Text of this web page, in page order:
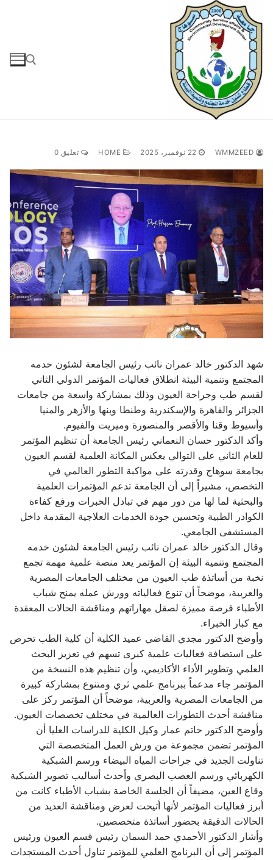
التجاوز
إلى
المحتوى
22 نوفمبر، 2025 تعليق 0
شهد الدكتور خالد عمران نائب رئيس الجامعة لشئون خدمه
المجتمع وتنمية البيئة انطلاق فعاليات المؤتمر الدولي الثاني
لقسم طب وجراحة العيون وذلك بمشاركة واسعة من جامعات
الجزائر والقاهرة والإسكندرية وطنطا وبنها والأزهر والمنيا
وأسيوط وقنا والأقصر والمنصورة وميريت والفيوم.
وأكد الدكتور حسان النعماني رئيس الجامعة أن تنظيم المؤتمر
للعام الثاني على التوالي يعكس المكانة العلمية لقسم العيون
بجامعة سوهاج وقدرته على مواكبة التطور العالمي في
التخصص، مشيراً إلى أن الجامعة تدعم المؤتمرات العلمية
والبحثية لما لها من دور مهم في تبادل الخبرات ورفع كفاءة
الكوادر الطبية وتحسين جودة الخدمات العلاجية المقدمة داخل
المستشفى الجامعي.
وقال الدكتور خالد عمران نائب رئيس الجامعة لشئون خدمه
المجتمع وتنمية البيئة إن المؤتمر يعد منصة علمية مهمة تجمع
نخبة من أساتذة طب العيون من مختلف الجامعات المصرية
والعربية، موضحاً أن تنوع فعالياته وورش عمله يمنح شباب
الأطباء فرصة مميزة لصقل مهاراتهم ومناقشة الحالات المعقدة
مع كبار الخبراء.
وأوضح الدكتور مجدي القاضي عميد الكلية أن كلية الطب تحرص
على استضافة فعاليات علمية كبرى تسهم في تعزيز البحث
العلمي وتطوير الأداء الأكاديمي، وأن تنظيم هذه النسخة من
المؤتمر جاء مدعماً ببرنامج علمي ثري ومتنوع بمشاركة كبيرة
من الجامعات المصرية والعربية، موضحاً أن المؤتمر ركز على
مناقشة أحدث التطورات العالمية في مختلف تخصصات العيون.
وأوضح الدكتور حاتم عمار وكيل الكلية للدراسات العليا أن
المؤتمر تضمن مجموعة من ورش العمل المتخصصة التي
تناولت الجديد في جراحات المياه البيضاء ورسم الشبكية
الكهربائي ورسم العصب البصري وأحدث أساليب تصوير الشبكية
وقاع العين، مضيفاً أن الجلسة الخاصة بشباب الأطباء كانت من
أبرز فعاليات المؤتمر لأنها أتيحت لعرض ومناقشة العديد من
الحالات الدقيقة بحضور أساتذة متخصصين.
وأشار الدكتور الأحمدي حمد السمان رئيس قسم العيون ورئيس
المؤتمر إلى أن البرنامج العلمي للمؤتمر تناول أحدث المستجدات